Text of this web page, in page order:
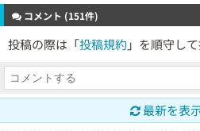
コメント (151件)
投稿の際は「投稿規約 」を順守し
最新を表